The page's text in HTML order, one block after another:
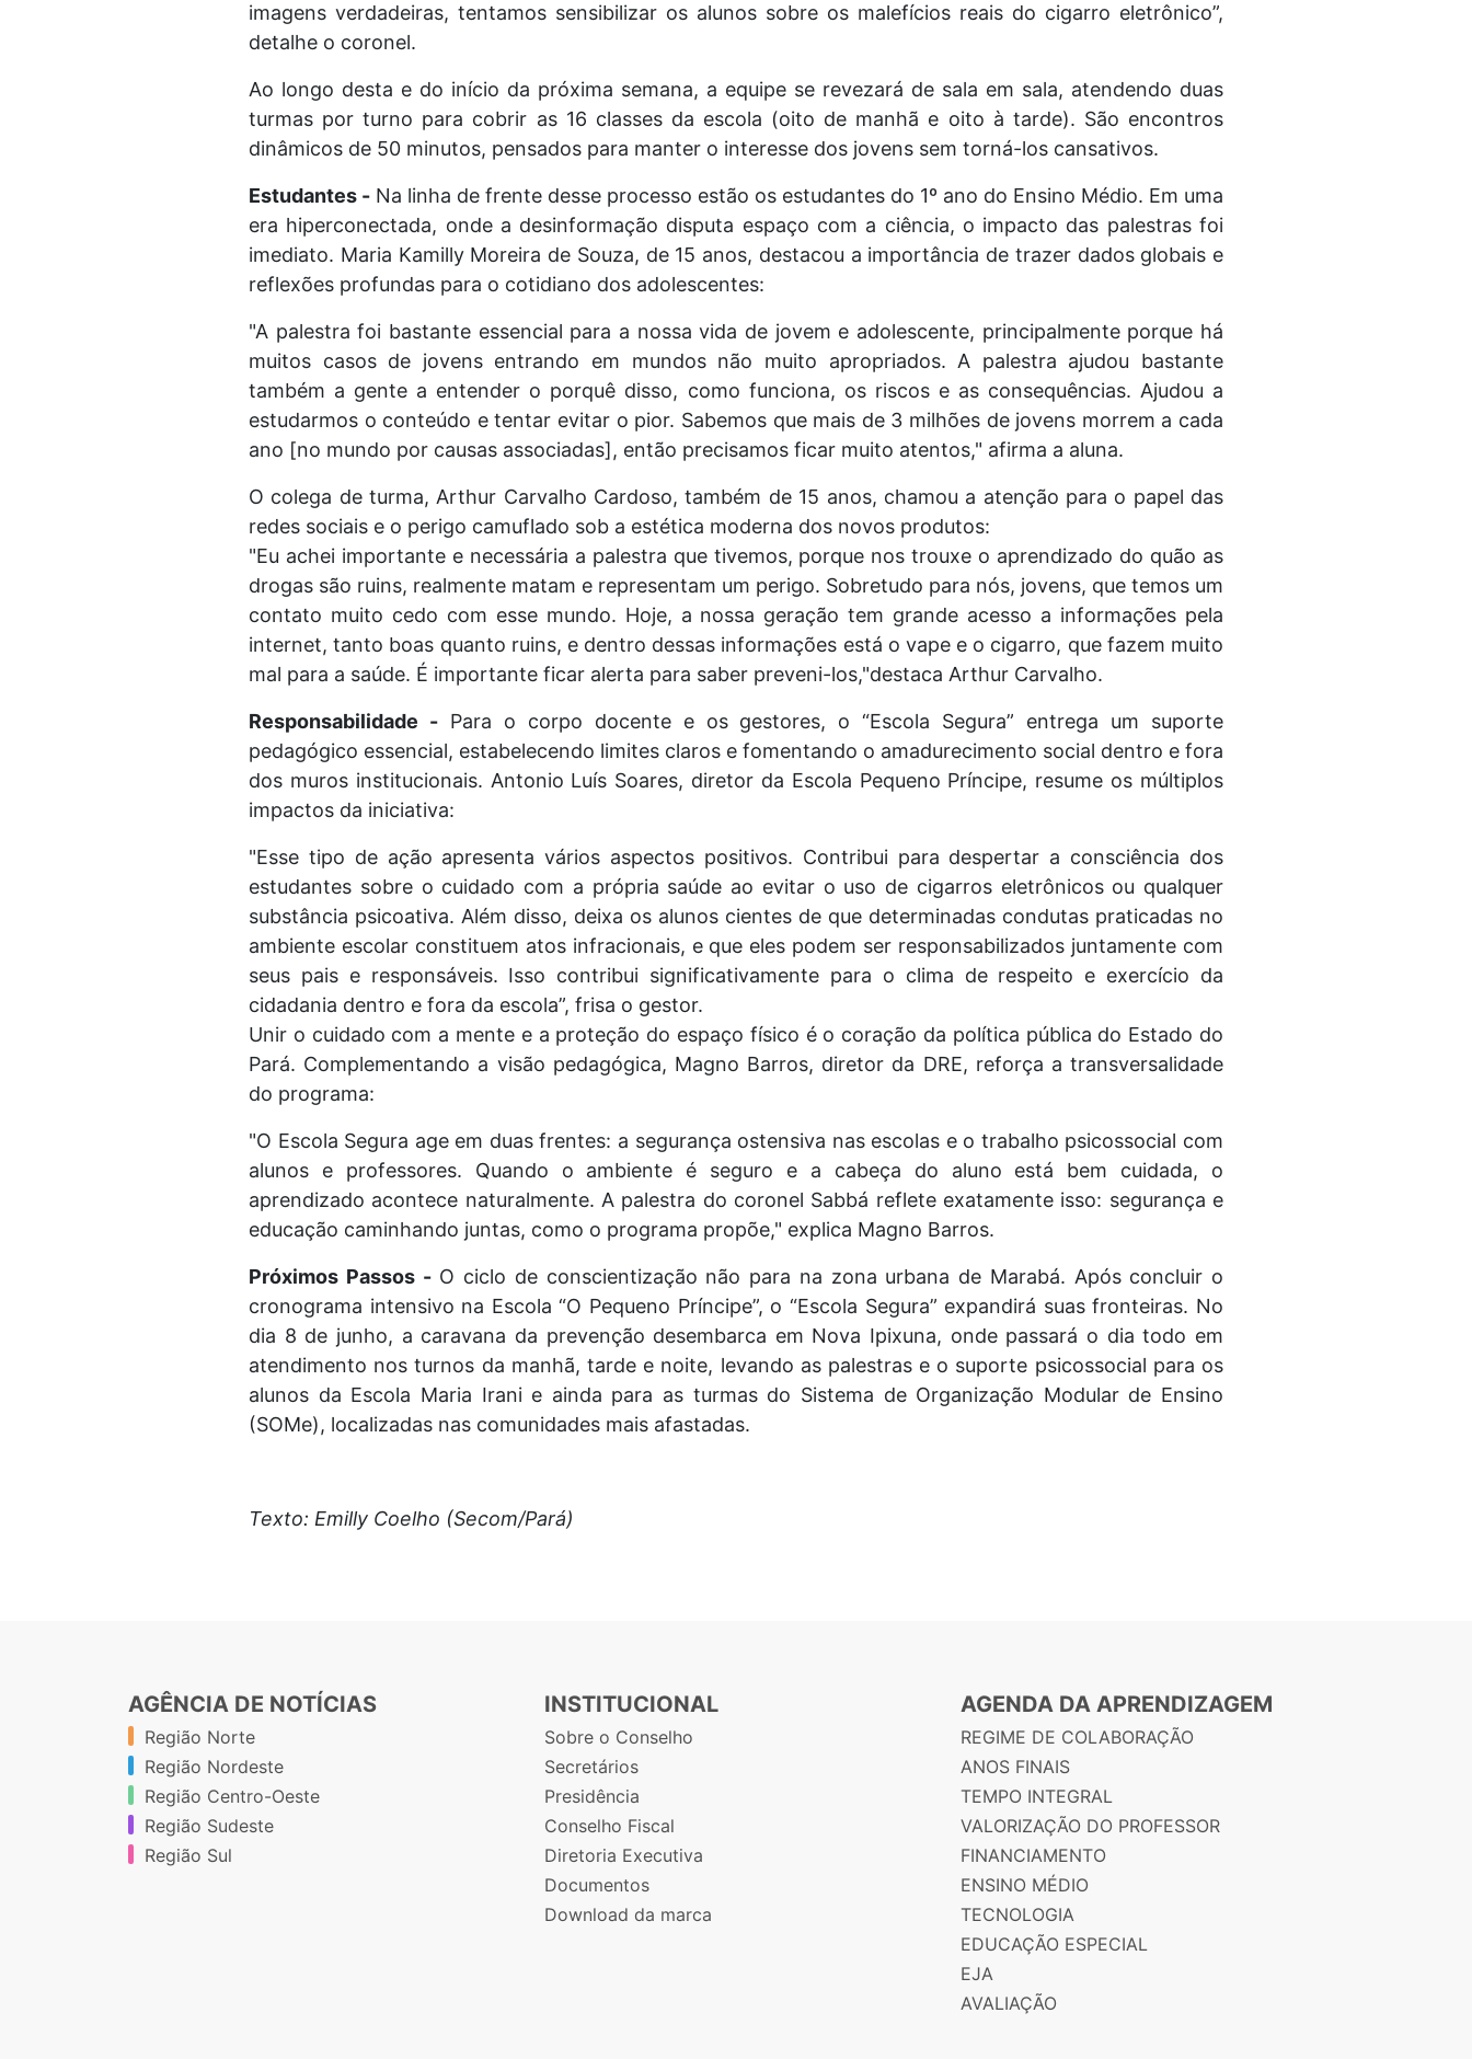
imagens verdadeiras, tentamos sensibilizar os alunos sobre os malefícios reais do cigarro eletrônico”,
detalhe o coronel.
Ao longo desta e do início da próxima semana, a equipe se revezará de sala em sala, atendendo duas
turmas por turno para cobrir as 16 classes da escola (oito de manhã e oito à tarde). São encontros
dinâmicos de 50 minutos, pensados para manter o interesse dos jovens sem torná-los cansativos.
Estudantes - Na linha de frente desse processo estão os estudantes do 1º ano do Ensino Médio. Em uma
era hiperconectada, onde a desinformação disputa espaço com a ciência, o impacto das palestras foi
imediato. Maria Kamilly Moreira de Souza, de 15 anos, destacou a importância de trazer dados globais e
reflexões profundas para o cotidiano dos adolescentes:
"A palestra foi bastante essencial para a nossa vida de jovem e adolescente, principalmente porque há
muitos casos de jovens entrando em mundos não muito apropriados. A palestra ajudou bastante
também a gente a entender o porquê disso, como funciona, os riscos e as consequências. Ajudou a
estudarmos o conteúdo e tentar evitar o pior. Sabemos que mais de 3 milhões de jovens morrem a cada
ano [no mundo por causas associadas], então precisamos ficar muito atentos," afirma a aluna.
O colega de turma, Arthur Carvalho Cardoso, também de 15 anos, chamou a atenção para o papel das
redes sociais e o perigo camuflado sob a estética moderna dos novos produtos:
"Eu achei importante e necessária a palestra que tivemos, porque nos trouxe o aprendizado do quão as
drogas são ruins, realmente matam e representam um perigo. Sobretudo para nós, jovens, que temos um
contato muito cedo com esse mundo. Hoje, a nossa geração tem grande acesso a informações pela
internet, tanto boas quanto ruins, e dentro dessas informações está o vape e o cigarro, que fazem muito
mal para a saúde. É importante ficar alerta para saber preveni-los,"destaca Arthur Carvalho.
Responsabilidade -Para o corpo docente e os gestores, o “Escola Segura” entrega um suporte
pedagógico essencial, estabelecendo limites claros e fomentando o amadurecimento social dentro e fora
dos muros institucionais. Antonio Luís Soares, diretor da Escola Pequeno Príncipe, resume os múltiplos
impactos da iniciativa:
"Esse tipo de ação apresenta vários aspectos positivos. Contribui para despertar a consciência dos
estudantes sobre o cuidado com a própria saúde ao evitar o uso de cigarros eletrônicos ou qualquer
substância psicoativa. Além disso, deixa os alunos cientes de que determinadas condutas praticadas no
ambiente escolar constituem atos infracionais, e que eles podem ser responsabilizados juntamente com
seus pais e responsáveis. Isso contribui significativamente para o clima de respeito e exercício da
cidadania dentro e fora da escola”, frisa o gestor.
Unir o cuidado com a mente e a proteção do espaço físico é o coração da política pública do Estado do
Pará. Complementando a visão pedagógica, Magno Barros, diretor da DRE, reforça a transversalidade
do programa:
"O Escola Segura age em duas frentes: a segurança ostensiva nas escolas e o trabalho psicossocial com
alunos e professores. Quando o ambiente é seguro e a cabeça do aluno está bem cuidada, o
aprendizado acontece naturalmente. A palestra do coronel Sabbá reflete exatamente isso: segurança e
educação caminhando juntas, como o programa propõe," explica Magno Barros.
Próximos Passos -O ciclo de conscientização não para na zona urbana de Marabá. Após concluir o
cronograma intensivo na Escola “O Pequeno Príncipe”, o “Escola Segura” expandirá suas fronteiras. No
dia 8 de junho, a caravana da prevenção desembarca em Nova Ipixuna, onde passará o dia todo em
atendimento nos turnos da manhã, tarde e noite, levando as palestras e o suporte psicossocial para os
alunos da Escola Maria Irani e ainda para as turmas do Sistema de Organização Modular de Ensino
(SOMe), localizadas nas comunidades mais afastadas.
Texto: Emilly Coelho (Secom/Pará)
AGÊNCIA DE NOTÍCIAS
Região Norte
Região Nordeste
Região Centro-Oeste
Região Sudeste
Região Sul
INSTITUCIONAL
Sobre o Conselho
Secretários
Presidência
Conselho Fiscal
Diretoria Executiva
Documentos
Download da marca
AGENDA DA APRENDIZAGEM
REGIME DE COLABORAÇÃO
ANOS FINAIS
TEMPO INTEGRAL
VALORIZAÇÃO DO PROFESSOR
FINANCIAMENTO
ENSINO MÉDIO
TECNOLOGIA
EDUCAÇÃO ESPECIAL
EJA
AVALIAÇÃO